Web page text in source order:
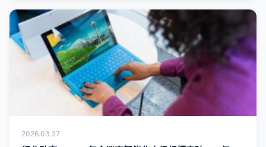
2026.03.27